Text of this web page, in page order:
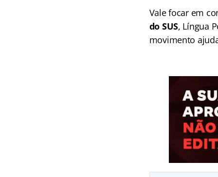
Vale focar em
do SUS, Língua
movimento